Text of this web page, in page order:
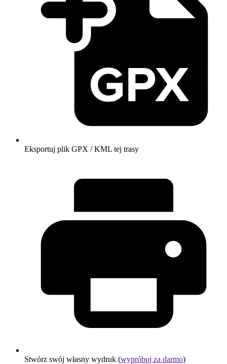
Eksportuj plik GPX / KML tej trasy
Stwórz swój własny wydruk (wypróbuj za darmo)